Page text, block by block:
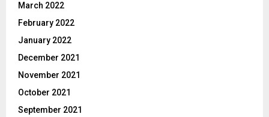
March 2022
February 2022
January 2022
December 2021
November 2021
October 2021
September 2021